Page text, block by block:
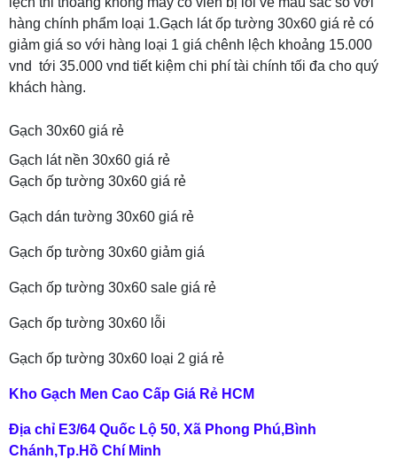
hàng chính phẩm loại 1.Gạch lát ốp tường 30x60 giá rẻ có
giảm giá so với hàng loại 1 giá chênh lệch khoảng 15.000
vnd tới 35.000 vnd tiết kiệm chi phí tài chính tối đa cho quý
khách hàng.
Gạch 30x60 giá rẻ
Gạch lát nền 30x60 giá rẻ
Gạch ốp tường 30x60 giá rẻ
Gạch dán tường 30x60 giá rẻ
Gạch ốp tường 30x60 giảm giá
Gạch ốp tường 30x60 sale giá rẻ
Gạch ốp tường 30x60 lỗi
Gạch ốp tường 30x60 loại 2 giá rẻ
Kho Gạch Men Cao Cấp Giá Rẻ HCM
Địa chỉ E3/64 Quốc Lộ 50, Xã Phong Phú,Bình
Chánh,Tp.Hồ Chí Minh